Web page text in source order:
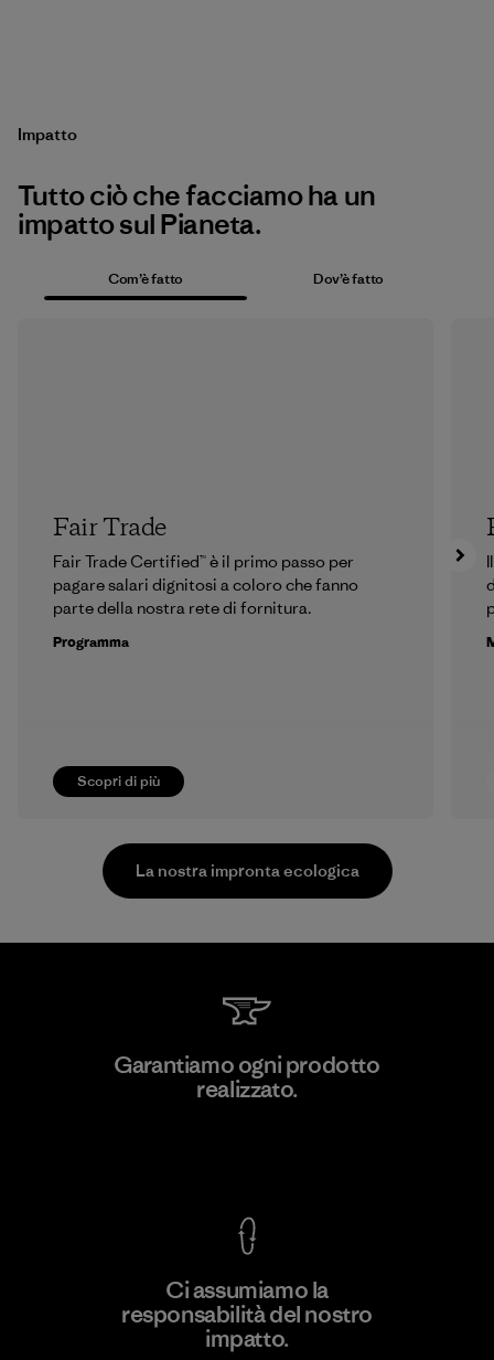
Impatto
Tutto ciò che facciamo ha un
impatto sul Pianeta.
Com’è fatto Dov’è fatto
Scopri di più
Fair Trade
Fair Trade Certified™ è il primo passo per
pagare salari dignitosi a coloro che fanno
parte della nostra rete di fornitura.
Programma
Scopri di più
Toyota Tsusho
La nostra impronta ecologica
Garantiamo ogni prodotto
realizzato.
Ci assumiamo la
responsabilità del nostro
impatto.